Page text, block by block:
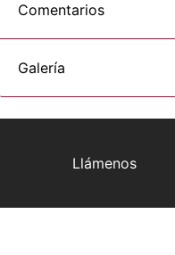
Comentarios
Galería
Llámenos